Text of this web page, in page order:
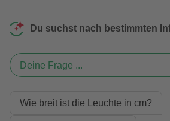
Du suchst nach bestimmten
Deine Frage ...
Wie breit ist die Leuchte in cm?